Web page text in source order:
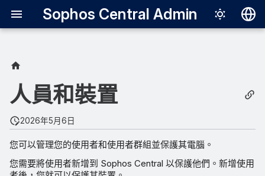
Sophos Central Admin
Italiano
日本語
한국어
人員和裝置
2026年5月6日
您可以管理您的使用者和使用者群組並保護其電腦。
您需要將使用者新增到 Sophos Central 以保護他們。新增使用